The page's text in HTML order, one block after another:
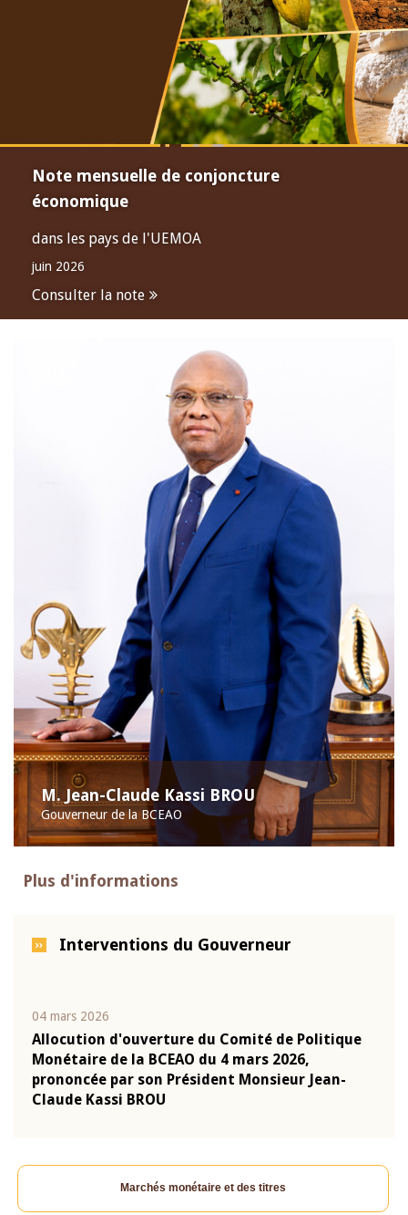
Note mensuelle de conjoncture
économique
dans les pays de l'UEMOA
juin 2026
Consulter la note
M. Jean-Claude Kassi BROU
Gouverneur de la BCEAO
Plus d'informations
Interventions du Gouverneur
04 mars 2026
Allocution d'ouverture du Comité de Politique
Monétaire de la BCEAO du 4 mars 2026,
prononcée par son Président Monsieur Jean-
Claude Kassi BROU
Marchés monétaire et des titres